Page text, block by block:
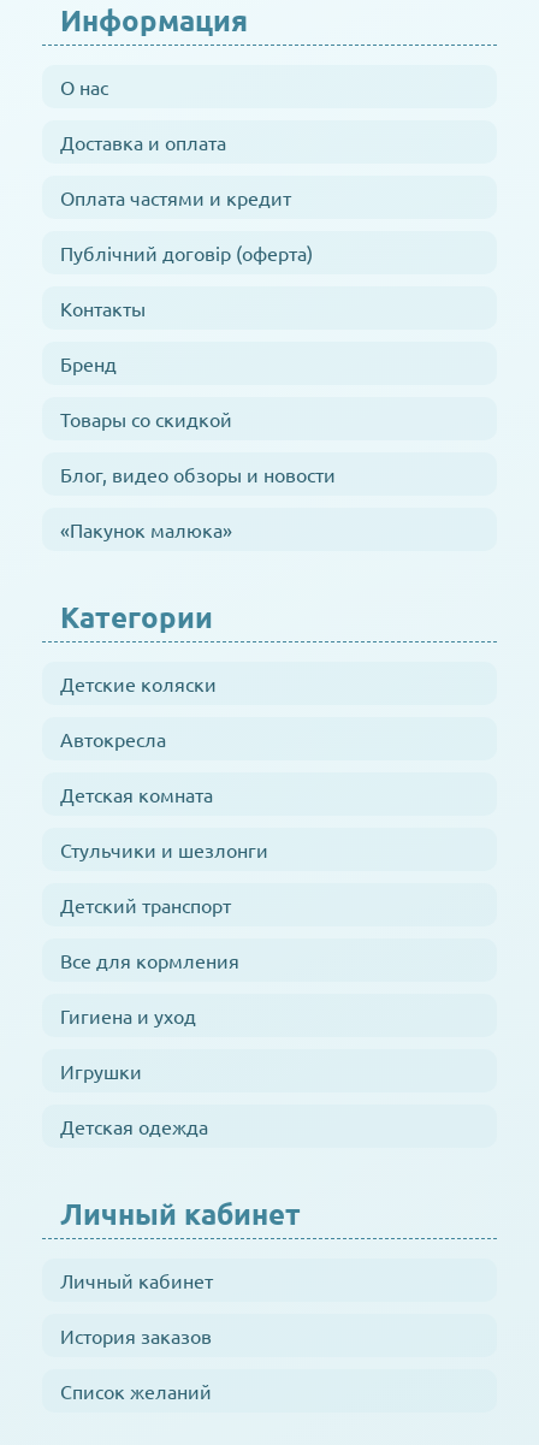
Информация
О нас
Доставка и оплата
Оплата частями и кредит
Публічний договір (оферта)
Контакты
Бренд
Товары со скидкой
Блог, видео обзоры и новости
«Пакунок малюка»
Категории
Детские коляски
Автокресла
Детская комната
Стульчики и шезлонги
Детский транспорт
Все для кормления
Гигиена и уход
Игрушки
Детская одежда
Личный кабинет
Личный кабинет
История заказов
Список желаний